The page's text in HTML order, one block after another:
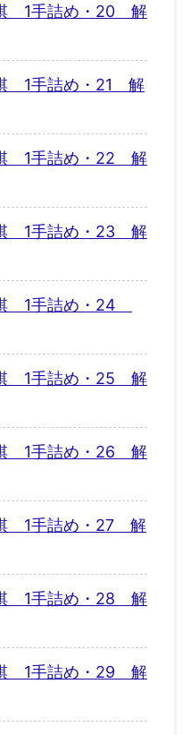
1手詰め・20 解
1手詰め・21 解
1手詰め・22 解
1手詰め・23 解
1手詰め・24
1手詰め・25 解
1手詰め・26 解
1手詰め・27 解
1手詰め・28 解
1手詰め・29 解